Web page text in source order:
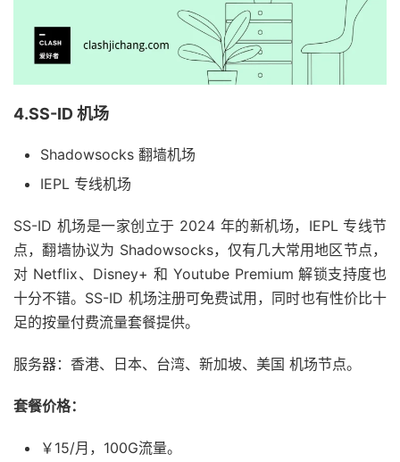
4.SS-ID 机场
Shadowsocks 翻墙机场
IEPL 专线机场
SS-ID 机场是一家创立于 2024 年的新机场，IEPL 专线节
点，翻墙协议为 Shadowsocks，仅有几大常用地区节点，
对 Netflix、Disney+ 和 Youtube Premium 解锁支持度也
十分不错。SS-ID 机场注册可免费试用，同时也有性价比十
足的按量付费流量套餐提供。
服务器：香港、日本、台湾、新加坡、美国 机场节点。
套餐价格：
￥15/月，100G流量。